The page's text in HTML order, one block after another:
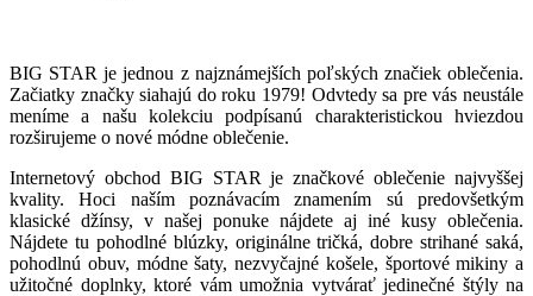
BIG STAR je jednou z najznámejších poľských značiek oblečenia.
Začiatky značky siahajú do roku 1979! Odvtedy sa pre vás neustále
meníme a našu kolekciu podpísanú charakteristickou hviezdou
rozširujeme o nové módne oblečenie.
Internetový obchod BIG STAR je značkové oblečenie najvyššej
kvality. Hoci naším poznávacím znamením sú predovšetkým
klasické džínsy, v našej ponuke nájdete aj iné kusy oblečenia.
Nájdete tu pohodlné blúzky, originálne tričká, dobre strihané saká,
pohodlnú obuv, módne šaty, nezvyčajné košele, športové mikiny a
užitočné doplnky, ktoré vám umožnia vytvárať jedinečné štýly na